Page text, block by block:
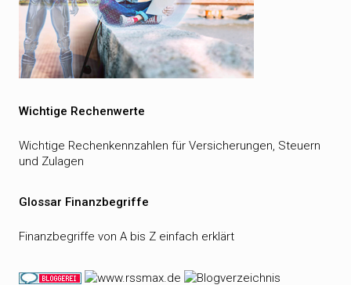
Wichtige Rechenwerte
Wichtige Rechenkennzahlen für Versicherungen, Steuern
und Zulagen
Glossar Finanzbegriffe
Finanzbegriffe von A bis Z einfach erklärt